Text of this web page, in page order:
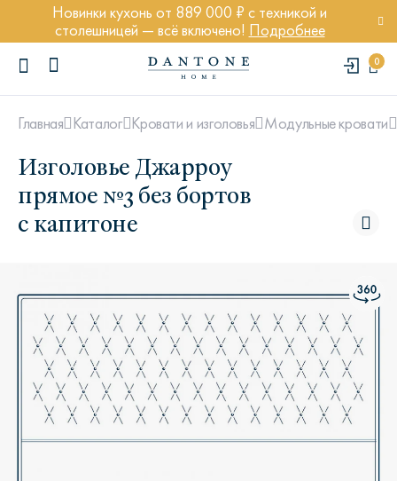
Новинки кухонь от 889 000 ₽ с техникой и
столешницей — всё включено! Подробнее
0
ПОПУЛЯРНЫЕ ЗАПРОСЫ
Кровать Ньюбери
Стул Престон
Textures
Главная Каталог Кровати и изголовья Модульные кровати
Изголовье Джарроу
прямое №3 без бортов
с капитоне